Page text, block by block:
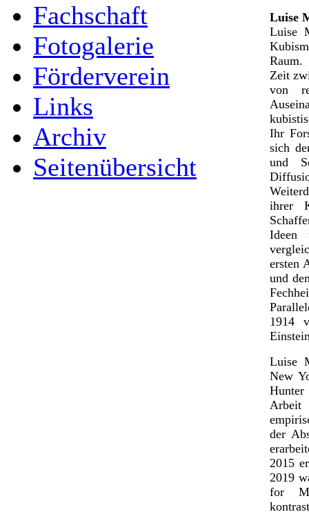
Fachschaft
Fotogalerie
Förderverein
Links
Archiv
Seitenübersicht
Luise
Luise
Raum.
Zeit
von
Ihr
sich
und
ihrer
Ideen
ersten
und
1914
Luise
New
Arbeit
der
2015
2019
for